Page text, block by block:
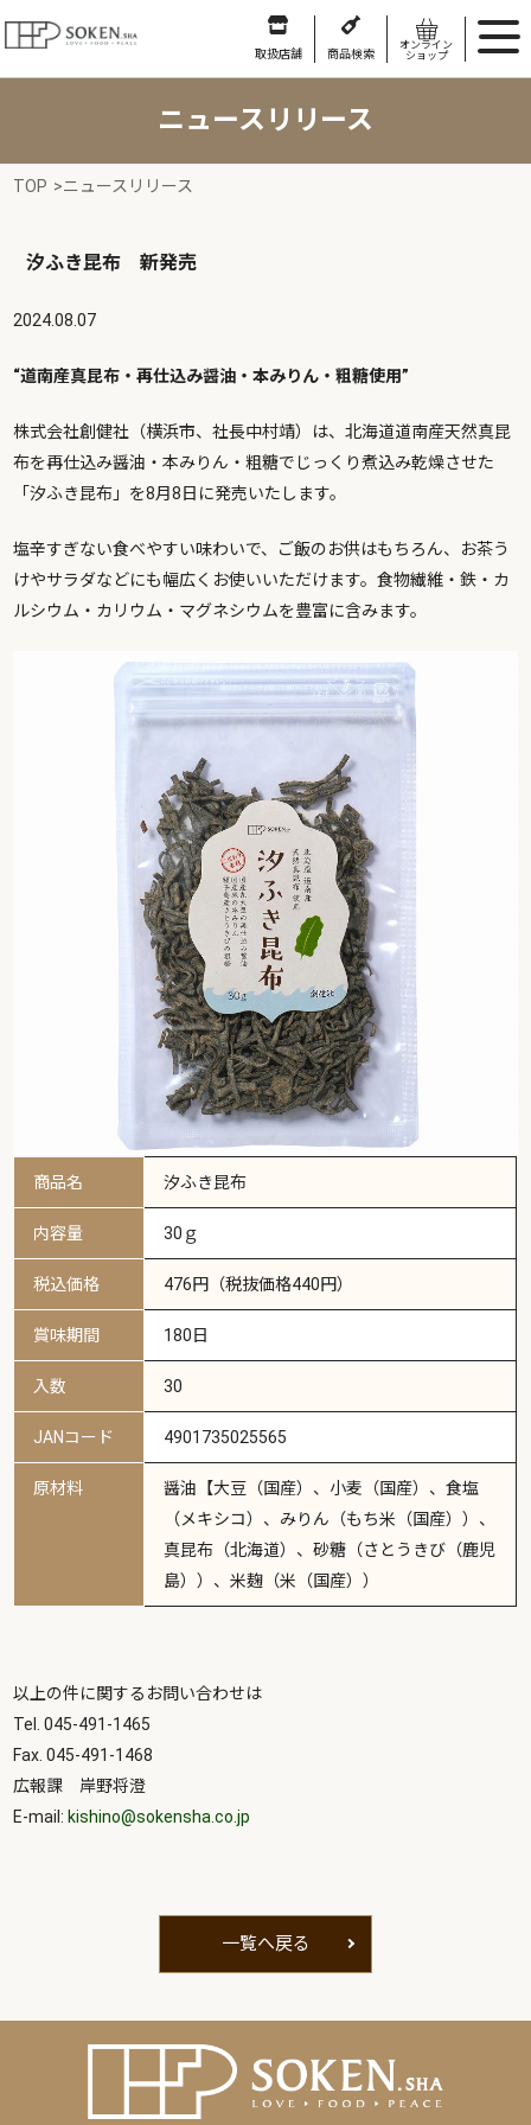
取扱店舗 商品検索
オンライン
ショップ
ニュースリリース
TOP >ニュースリリース
汐ふき昆布 新発売
2024.08.07
“道南産真昆布・再仕込み醤油・本みりん・粗糖使用”
株式会社創健社（横浜市、社長中村靖）は、北海道道南産天然真昆
布を再仕込み醤油・本みりん・粗糖でじっくり煮込み乾燥させた
「汐ふき昆布」を8月8日に発売いたします。
塩辛すぎない食べやすい味わいで、ご飯のお供はもちろん、お茶う
けやサラダなどにも幅広くお使いいただけます。食物繊維・鉄・カ
ルシウム・カリウム・マグネシウムを豊富に含みます。
商品名 汐ふき昆布
内容量 30ｇ
税込価格 476円（税抜価格440円）
賞味期間 180日
入数 30
JANコード 4901735025565
原材料
醤油【大豆（国産）、小麦（国産）、食塩
（メキシコ）、みりん（もち米（国産））、
真昆布（北海道）、砂糖（さとうきび（鹿児
島））、米麹（米（国産））
以上の件に関するお問い合わせは
Tel. 045-491-1465
Fax. 045-491-1468
広報課 岸野将澄
E-mail:kishino@sokensha.co.jp
一覧へ戻る